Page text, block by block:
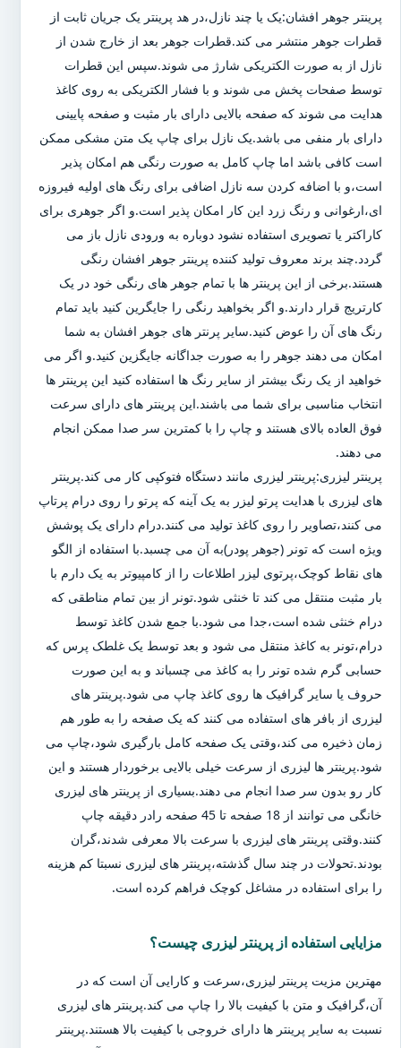
پرینتر جوهر افشان:یک یا چند نازل،در هد پرینتر یک جریان ثابت از
قطرات جوهر منتشر می کند.قطرات جوهر بعد از خارج شدن از
نازل از به صورت الکتریکی شارژ می شوند.سپس این قطرات
توسط صفحات پخش می شوند و با فشار الکتریکی به روی کاغذ
هدایت می شوند که صفحه بالایی دارای بار مثبت و صفحه پایینی
دارای بار منفی می باشد.یک نازل برای چاپ یک متن مشکی ممکن
است کافی باشد اما چاپ کامل به صورت رنگی هم امکان پذیر
است،و با اضافه کردن سه نازل اضافی برای رنگ های اولیه فیروزه
ای،ارغوانی و رنگ زرد این کار امکان پذیر است.و اگر جوهری برای
کاراکتر یا تصویری استفاده نشود دوباره به ورودی نازل باز می
گردد.چند برند معروف تولید کننده پرینتر جوهر افشان رنگی
هستند.برخی از این پرینتر ها با تمام جوهر های رنگی خود در یک
کارتریج قرار دارند.و اگر بخواهید رنگی را جایگرین کنید باید تمام
رنگ های آن را عوض کنید.سایر پرنتر های جوهر افشان به شما
امکان می دهند جوهر را به صورت جداگانه جایگزین کنید.و اگر می
خواهید از یک رنگ بیشتر از سایر رنگ ها استفاده کنید این پرینتر ها
انتخاب مناسبی برای شما می باشند.این پرینتر های دارای سرعت
فوق العاده بالای هستند و چاپ را با کمترین سر صدا ممکن انجام
می دهند.
پرینتر لیزری:پرینتر لیزری مانند دستگاه فتوکپی کار می کند.پرینتر
های لیزری با هدایت پرتو لیزر به یک آینه که پرتو را روی درام پرتاپ
می کنند،تصاویر را روی کاغذ تولید می کنند.درام دارای یک پوشش
ویژه است که تونر (جوهر پودر)به آن می چسبد.با استفاده از الگو
های نقاط کوچک،پرتوی لیزر اطلاعات را از کامپیوتر به یک دارم با
بار مثبت منتقل می کند تا خنثی شود.تونر از بین تمام مناطقی که
درام خنثی شده است،جدا می شود.با جمع شدن کاغذ توسط
درام،تونر به کاغذ منتقل می شود و بعد توسط یک غلطک پرس که
حسابی گرم شده تونر را به کاغذ می چسباند و به این صورت
حروف یا سایر گرافیک ها روی کاغذ چاپ می شود.پرینتر های
لیزری از بافر های استفاده می کنند که یک صفحه را به طور هم
زمان ذخیره می کند،وقتی یک صفحه کامل بارگیری شود،چاپ می
شود.پرینتر ها لیزری از سرعت خیلی بالایی برخوردار هستند و این
کار رو بدون سر صدا انجام می دهند.بسیاری از پرینتر های لیزری
خانگی می توانند از 18 صفحه تا 45 صفحه رادر دقیقه چاپ
کنند.وقتی پرینتر های لیزری با سرعت بالا معرفی شدند،گران
بودند.تحولات در چند سال گذشته،پرینتر های لیزری نسبتا کم هزینه
را برای استفاده در مشاغل کوچک فراهم کرده است.
مزایایی استفاده از پرینتر لیزری چیست؟
مهترین مزیت پرینتر لیزری،سرعت و کارایی آن است که در
آن،گرافیک و متن با کیفیت بالا را چاپ می کند.پرینتر های لیزری
نسبت به سایر پرینتر ها دارای خروجی با کیفیت بالا هستند.پرینتر